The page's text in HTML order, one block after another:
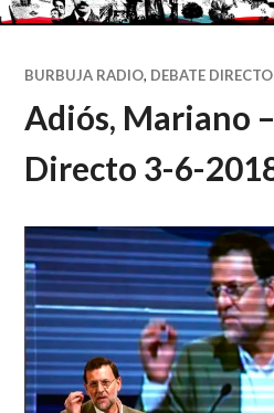
BURBUJA RADIO, DEBATE DIRECTO
Adiós, Mariano
Directo 3-6-